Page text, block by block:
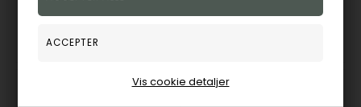
Vis cookie detaljer